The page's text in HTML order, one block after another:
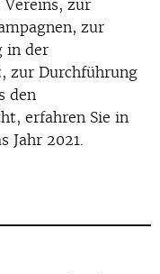
zur
zur
in der
zur Durchführung
den
erfahren Sie in
Jahr 2021.